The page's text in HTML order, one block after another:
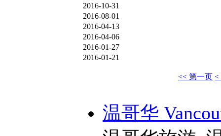
2016-10-31
2016-08-01
2016-04-13
2016-04-06
2016-01-27
2016-01-21
<< 第一页 <
温哥华